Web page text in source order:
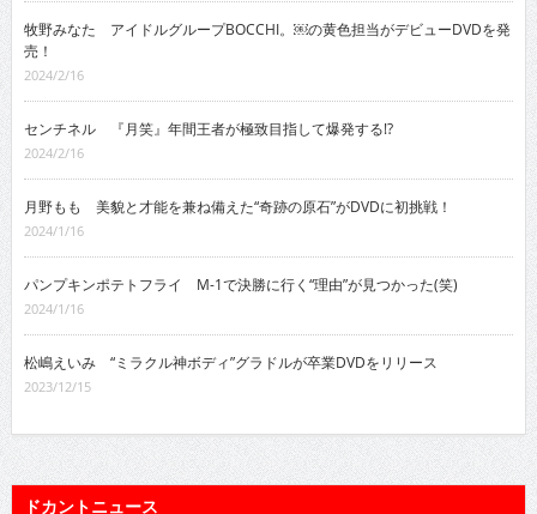
牧野みなた アイドルグループBOCCHI。￼の黄色担当がデビューDVDを発
売！
2024/2/16
センチネル 『月笑』年間王者が極致目指して爆発する!?
2024/2/16
月野もも 美貌と才能を兼ね備えた“奇跡の原石”がDVDに初挑戦！
2024/1/16
パンプキンポテトフライ M-1で決勝に行く“理由”が見つかった(笑)
2024/1/16
松嶋えいみ “ミラクル神ボディ”グラドルが卒業DVDをリリース
2023/12/15
ドカントニュース